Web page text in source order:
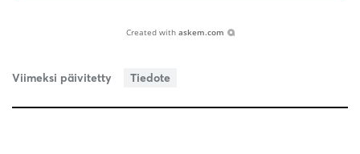
Created with askem.com
Viimeksi päivitetty Tiedote